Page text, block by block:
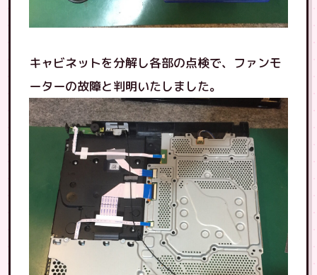
キャビネットを分解し各部の点検で、ファンモ
ーターの故障と判明いたしました。